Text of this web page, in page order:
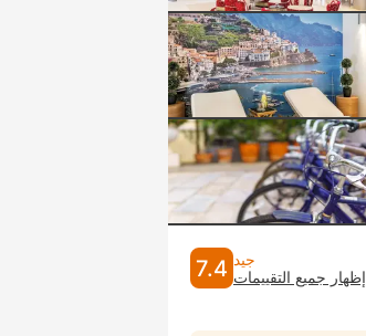
جيد
إظهار جميع التقييمات 7.4